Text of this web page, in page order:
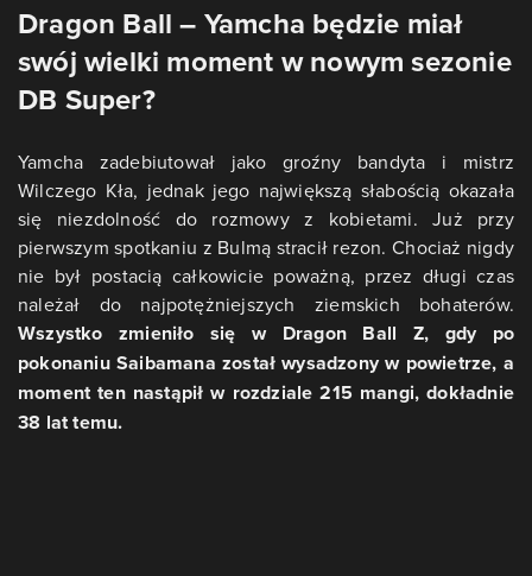
Dragon Ball – Yamcha będzie miał
swój wielki moment w nowym sezonie
DB Super?
Yamcha zadebiutował jako groźny bandyta i mistrz
Wilczego Kła, jednak jego największą słabością okazała
się niezdolność do rozmowy z kobietami. Już przy
pierwszym spotkaniu z Bulmą stracił rezon. Chociaż nigdy
nie był postacią całkowicie poważną, przez długi czas
należał do najpotężniejszych ziemskich bohaterów.
Wszystko zmieniło się w Dragon Ball Z, gdy po
pokonaniu Saibamana został wysadzony w powietrze, a
moment ten nastąpił w rozdziale 215 mangi, dokładnie
38 lat temu.